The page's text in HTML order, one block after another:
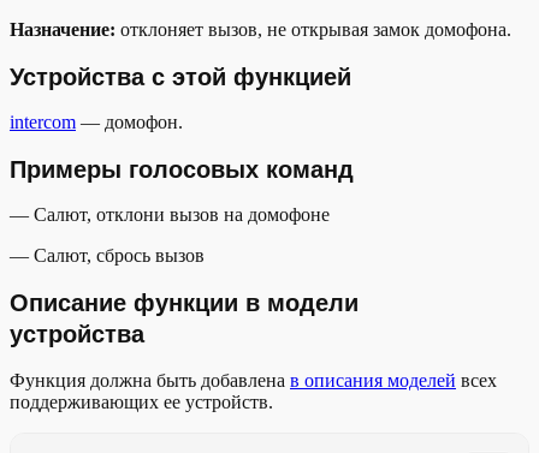
Назначение: отклоняет вызов, не открывая замок домофона.
Устройства с этой функцией
intercom — домофон.
Примеры голосовых команд
— Салют, отклони вызов на домофоне
— Салют, сбрось вызов
Описание функции в модели
устройства
Функция должна быть добавлена в описания моделей всех
поддерживающих ее устройств.